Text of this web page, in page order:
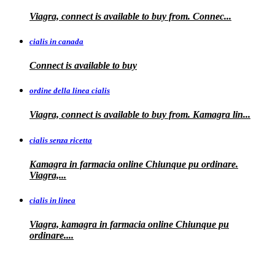
Viagra, connect is available to buy from. Connec...
cialis in canada
Connect is available to buy
ordine della linea cialis
Viagra, connect is available to buy from. Kamagra lin...
cialis senza ricetta
Kamagra in farmacia online Chiunque pu ordinare.
Viagra,...
cialis in linea
Viagra, kamagra in farmacia online Chiunque pu
ordinare....